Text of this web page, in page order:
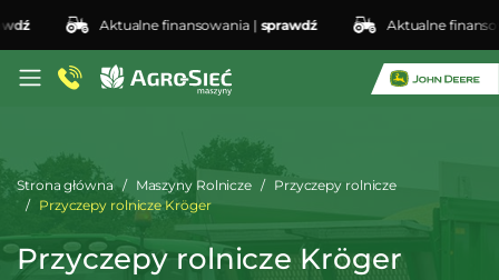
Aktualne finansowania |sprawdź Aktualne
Strona główna Maszyny Rolnicze
Przyczepy rolnicze
Przyczepy rolnicze Kröger
Przyczepy rolnicze Kröger